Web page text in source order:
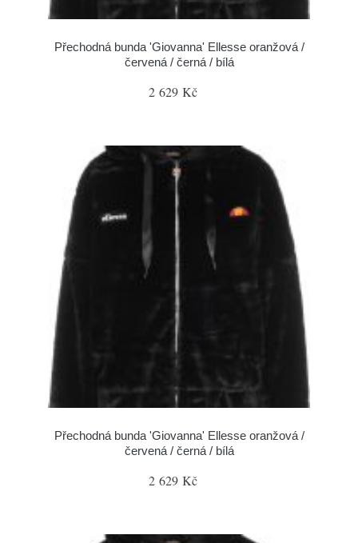
Přechodná bunda 'Giovanna' Ellesse oranžová /
červená / černá / bílá
2 629 Kč
Přechodná bunda 'Giovanna' Ellesse oranžová /
červená / černá / bílá
2 629 Kč